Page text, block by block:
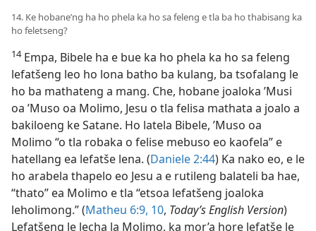
14. Ke hobane’ng ha ho phela ka ho sa feleng e tla ba ho thabisang ka
ho feletseng?
14Empa, Bibele ha e bue ka ho phela ka ho sa feleng
lefatšeng leo ho lona batho ba kulang, ba tsofalang le
ho ba mathateng a mang. Che, hobane joaloka ’Musi
oa ’Muso oa Molimo, Jesu o tla felisa mathata a joalo a
bakiloeng ke Satane. Ho latela Bibele, ’Muso oa
Molimo “o tla robaka o felise mebuso eo kaofela” e
hatellang ea lefatše lena. (Daniele 2:44) Ka nako eo, e le
ho arabela thapelo eo Jesu a e rutileng balateli ba hae,
“thato” ea Molimo e tla “etsoa lefatšeng joaloka
leholimong.” (Matheu 6:9, 10, Today’s English Version)
Lefatšeng le lecha la Molimo, ka mor’a hore lefatše le